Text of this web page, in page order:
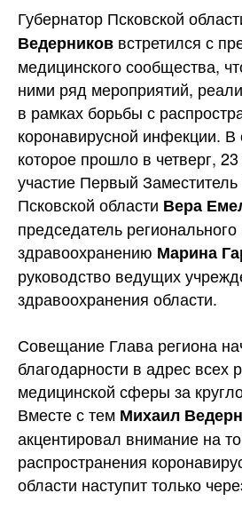
Губернатор Псковской
Ведерников встретился с
медицинского сообщества,
ними ряд мероприятий,
в рамках борьбы с
коронавирусной инфекции.
которое прошло в четверг,
участие Первый Заместитель
Псковской области Вера
председатель
здравоохранению Марина
руководство ведущих
здравоохранения области.
Совещание Глава региона
благодарности в адрес всех
медицинской сферы за
Вместе с тем Михаил
акцентировал внимание на
распространения
области наступит только